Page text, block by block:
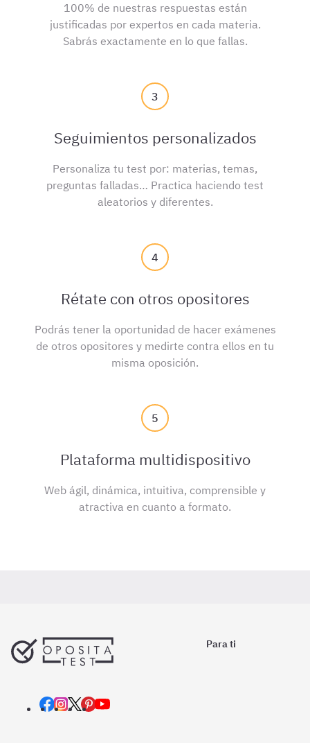
100% de nuestras respuestas están
justificadas por expertos en cada materia.
Sabrás exactamente en lo que fallas.
3
Seguimientos personalizados
Personaliza tu test por: materias, temas,
preguntas falladas… Practica haciendo test
aleatorios y diferentes.
4
Rétate con otros opositores
Podrás tener la oportunidad de hacer exámenes
de otros opositores y medirte contra ellos en tu
misma oposición.
5
Plataforma multidispositivo
Web ágil, dinámica, intuitiva, comprensible y
atractiva en cuanto a formato.
Para ti